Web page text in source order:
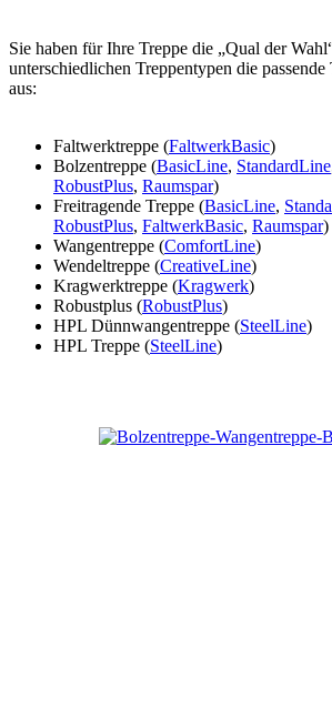
Sie haben für Ihre Treppe die „Qual der
unterschiedlichen Treppentypen die
aus:
Faltwerktreppe (FaltwerkBasic)
Bolzentreppe (BasicLine, StandardLine
RobustPlus, Raumspar)
Freitragende Treppe (BasicLine,
RobustPlus, FaltwerkBasic, Raumspar)
Wangentreppe (ComfortLine)
Wendeltreppe (CreativeLine)
Kragwerktreppe (Kragwerk)
Robustplus (RobustPlus)
HPL Dünnwangentreppe (SteelLine)
HPL Treppe (SteelLine)